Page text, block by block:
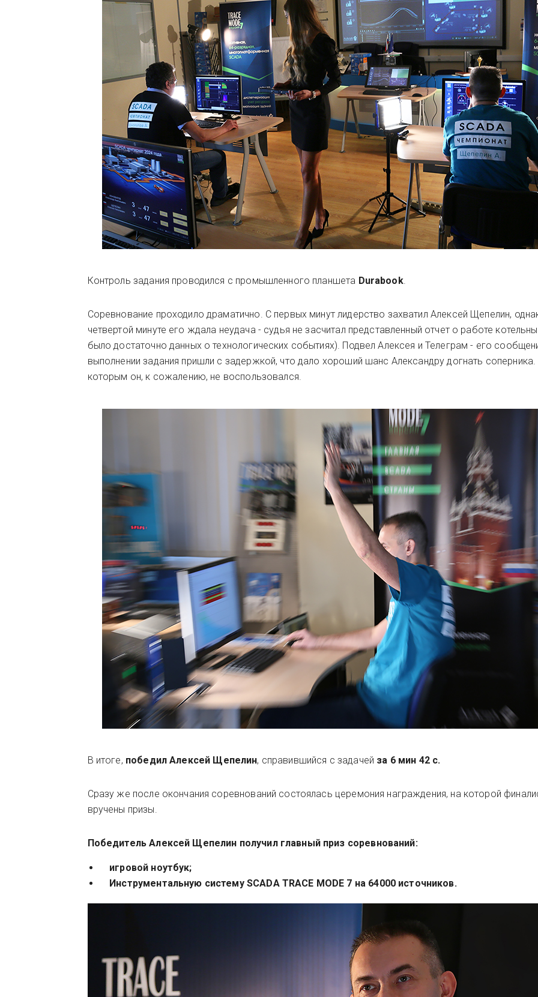
Контроль задания проводился с промышленного планшета Durabook.
Соревнование проходило драматично. С первых минут лидерство захватил Алексей Щепелин,
четвертой минуте его ждала неудача - судья не засчитал представленный отчет о работе
было достаточно данных о технологических событиях). Подвел Алексея и Телеграм - его
выполнении задания пришли с задержкой, что дало хороший шанс Александру догнать
которым он, к сожалению, не воспользовался.
В итоге, победил Алексей Щепелин, справившийся с задачей за 6 мин 42 с.
Сразу же после окончания соревнований состоялась церемония награждения, на которой
вручены призы.
Победитель Алексей Щепелин получил главный приз соревнований:
игровой ноутбук;
Инструментальную систему SCADA TRACE MODE 7 на 64000 источников.